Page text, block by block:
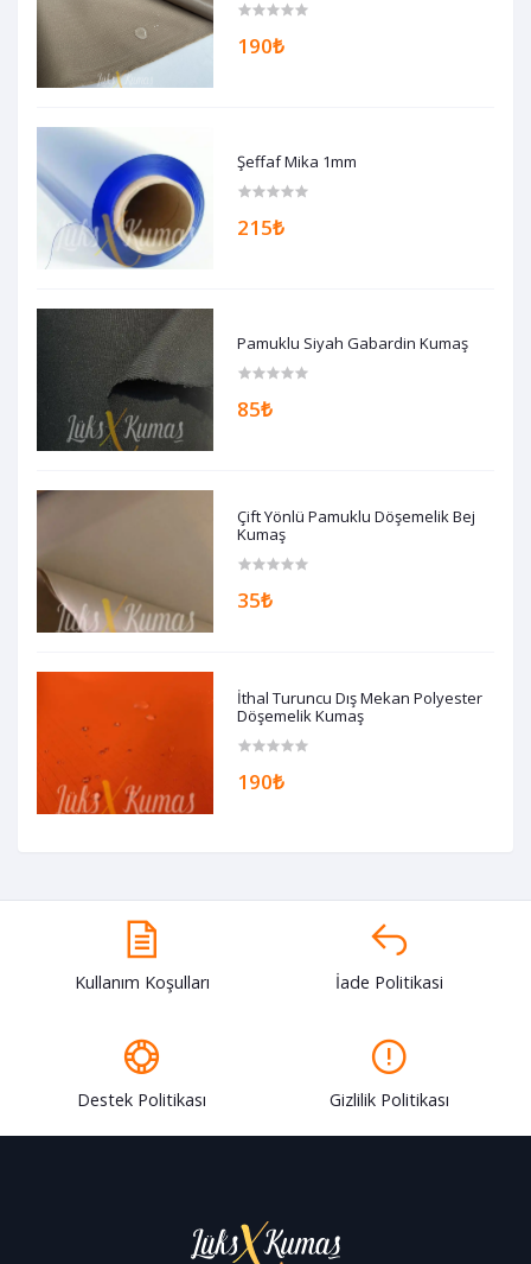
190₺
Şeffaf Mika 1mm
215₺
Pamuklu Siyah Gabardin Kumaş
85₺
Çift Yönlü Pamuklu Döşemelik Bej
Kumaş
35₺
İthal Turuncu Dış Mekan Polyester
Döşemelik Kumaş
190₺
Kullanım Koşulları İade Politikasi
Destek Politikası Gizlilik Politikası